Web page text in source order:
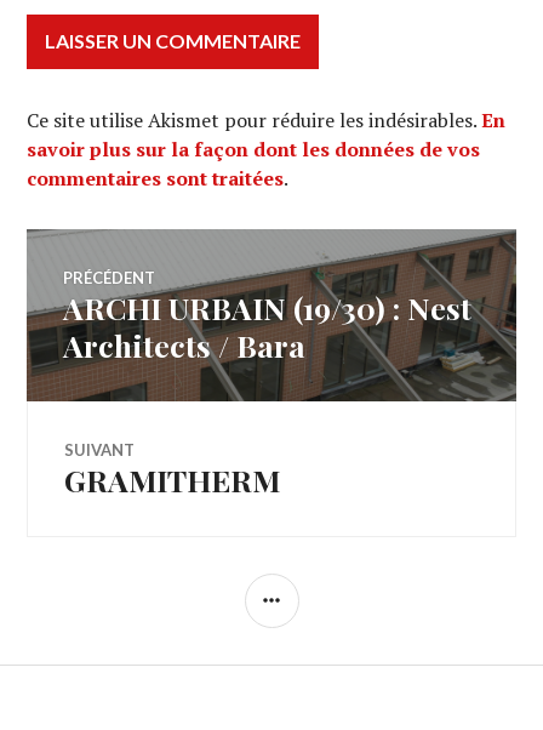
Ce site utilise Akismet pour réduire les indésirables.En
savoir plus sur la façon dont les données de vos
commentaires sont traitées.
Navigation
de
l’article
PRÉCÉDENT
Article
précédent :
ARCHI URBAIN (19/30) : Nest
Architects / Bara
SUIVANT
Article
GRAMITHERM
COLONNE